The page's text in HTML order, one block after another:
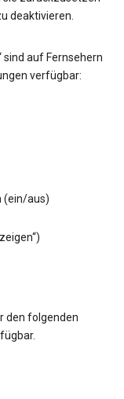
deaktivieren.
sind auf Fernsehern
verfügbar:
(ein/aus)
den folgenden